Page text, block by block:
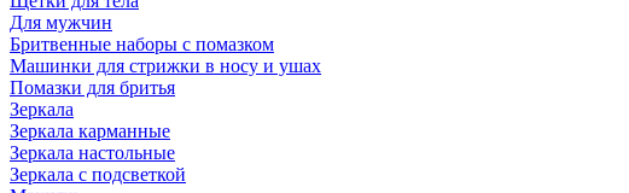
Для мужчин
Бритвенные наборы с помазком
Машинки для стрижки в носу и ушах
Помазки для бритья
Зеркала
Зеркала карманные
Зеркала настольные
Зеркала с подсветкой